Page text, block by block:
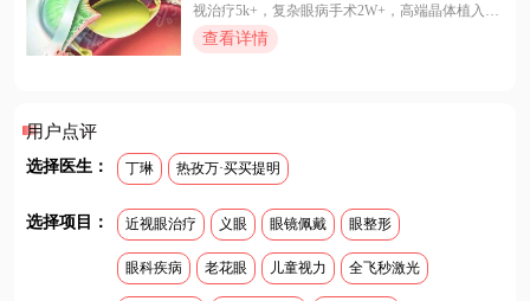
视治疗5k+，复杂眼病手术2W+，高端晶体植入5
W+。新疆四七四医院眼科医院实力强劲，设备先
进、医生专业。要是有眼部问题，别犹豫，放心
查看详情
用户点评
选择医生： 丁琳 热孜万·买买提明
选择项目： 近视眼治疗 义眼 眼镜佩戴 眼整形
眼科疾病 老花眼 儿童视力 全飞秒激光